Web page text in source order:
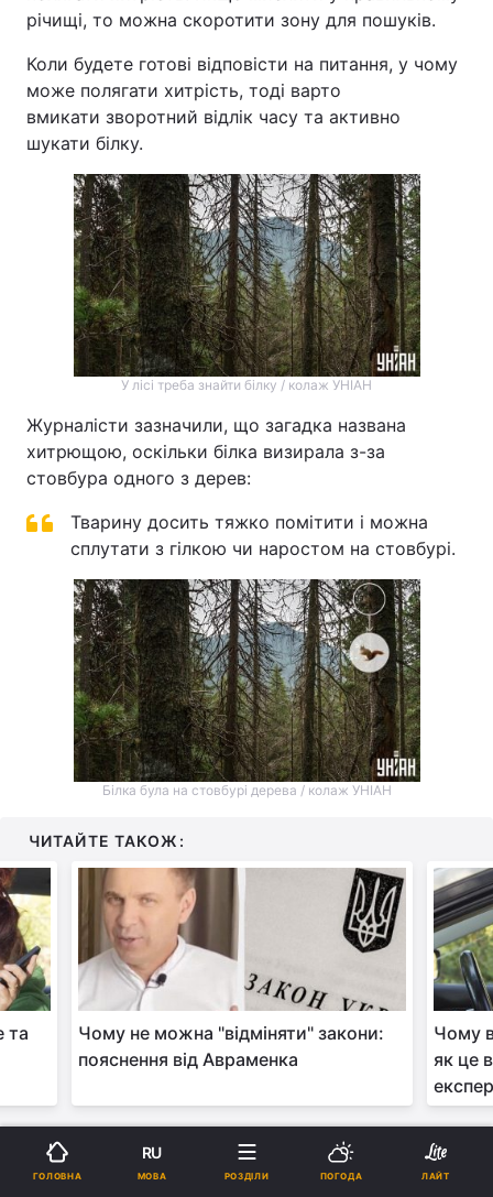
річищі, то можна скоротити зону для пошуків.
Коли будете готові відповісти на питання, у чому
може полягати хитрість, тоді варто
вмикати зворотний відлік часу та активно
шукати білку.
У лісі треба знайти білку / колаж УНІАН
Журналісти зазначили, що загадка названа
хитрющою, оскільки білка визирала з-за
стовбура одного з дерев:
Тварину досить тяжко помітити і можна
сплутати з гілкою чи наростом на стовбурі.
Білка була на стовбурі дерева / колаж УНІАН
ЧИТАЙТЕ ТАКОЖ:
та
Чому не можна "відміняти" закони:
пояснення від Авраменка
Чому
як це
ГОЛОВНА
RU
МОВА РОЗДІЛИ ПОГОДА ЛАЙТ